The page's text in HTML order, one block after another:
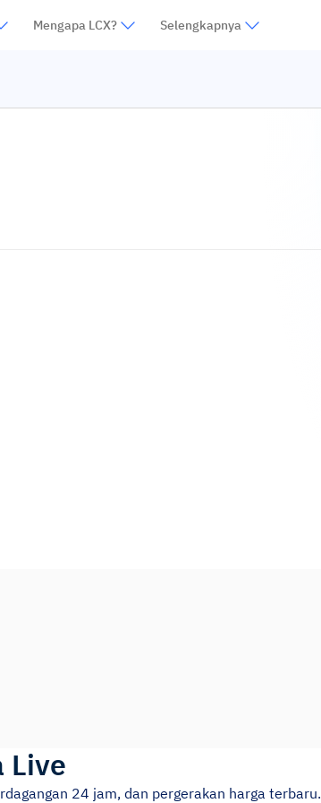
Mengapa LCX? Selengkapnya
Live
24 jam, dan pergerakan harga terbaru.